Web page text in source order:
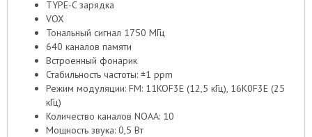
TYPE-C зарядка
VOX
Тональный сигнал 1750 МГц
640 каналов памяти
Встроенный фонарик
Стабильность частоты: ±1 ppm
Режим модуляции: FM: 11KOF3E (12,5 кГц), 16K0F3E (25
кГц)
Количество каналов NOAA: 10
Мощность звука: 0,5 Вт